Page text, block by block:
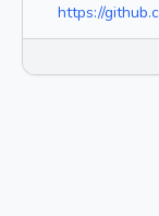
https://